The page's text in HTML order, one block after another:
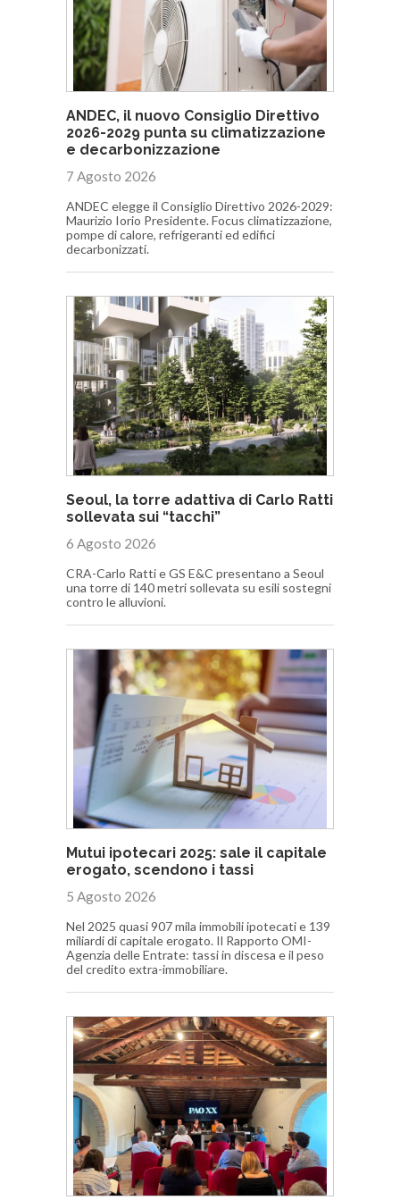
ANDEC, il nuovo Consiglio Direttivo
2026-2029 punta su climatizzazione
e decarbonizzazione
7 Agosto 2026
ANDEC elegge il Consiglio Direttivo 2026-2029:
Maurizio Iorio Presidente. Focus climatizzazione,
pompe di calore, refrigeranti ed edifici
decarbonizzati.
Seoul, la torre adattiva di Carlo Ratti
sollevata sui “tacchi”
6 Agosto 2026
CRA-Carlo Ratti e GS E&C presentano a Seoul
una torre di 140 metri sollevata su esili sostegni
contro le alluvioni.
Mutui ipotecari 2025: sale il capitale
erogato, scendono i tassi
5 Agosto 2026
Nel 2025 quasi 907 mila immobili ipotecati e 139
miliardi di capitale erogato. Il Rapporto OMI-
Agenzia delle Entrate: tassi in discesa e il peso
del credito extra-immobiliare.